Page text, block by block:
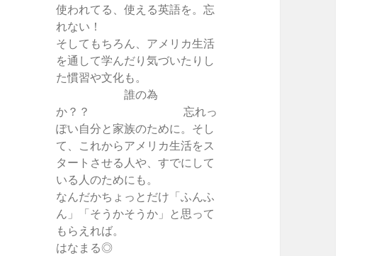
使われてる、使える英語を。忘
れない！
そしてもちろん、アメリカ生活
を通して学んだり気づいたりし
た慣習や文化も。
誰の為
か？？ 忘れっ
ぽい自分と家族のために。そし
て、これからアメリカ生活をス
タートさせる人や、すでにして
いる人のためにも。
なんだかちょっとだけ「ふんふ
ん」「そうかそうか」と思って
もらえれば。
はなまる◎